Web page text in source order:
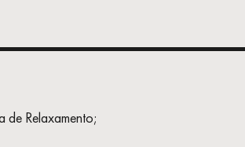
de Relaxamento;